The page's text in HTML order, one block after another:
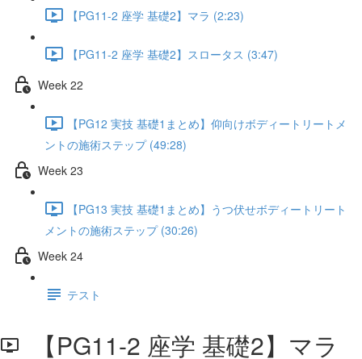
【PG11-2 座学 基礎2】マラ (2:23)
【PG11-2 座学 基礎2】スロータス (3:47)
Week 22
【PG12 実技 基礎1まとめ】仰向けボディートリートメ
ントの施術ステップ (49:28)
Week 23
【PG13 実技 基礎1まとめ】うつ伏せボディートリート
メントの施術ステップ (30:26)
Week 24
テスト
【PG11-2 座学 基礎2】マラ